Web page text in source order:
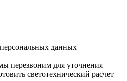
данных
перезвоним для уточнения
светотехнический расчет